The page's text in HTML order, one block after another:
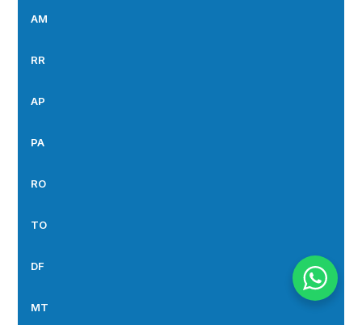
AM
RR
AP
PA
RO
TO
DF
MT